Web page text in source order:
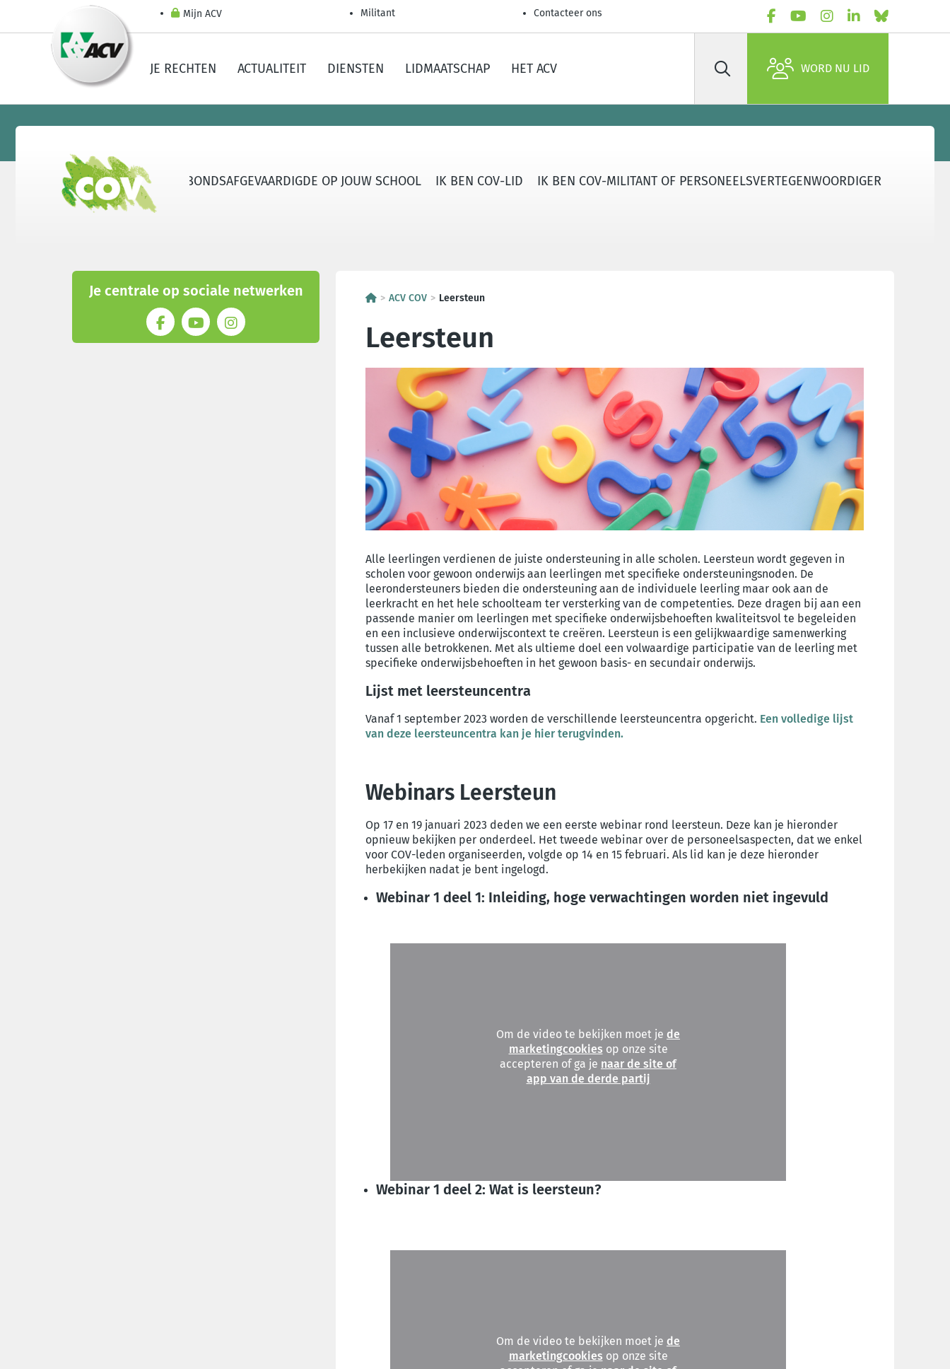
Mijn ACV Militant Contacteer ons
JE RECHTEN ACTUALITEIT DIENSTEN LIDMAATSCHAP HET ACV Zoek WORD NU LID
LEERSTEUN WORD VAKBONDSAFGEVAARDIGDE OP JOUW SCHOOL IK BEN COV-LID IK BEN COV-MILITANT OF PERSONEELSVERTEGENWOORDIGER
Je centrale op sociale netwerken ACV COV Leersteun
Leersteun
Alle leerlingen verdienen de juiste ondersteuning in alle scholen. Leersteun wordt gegeven in
scholen voor gewoon onderwijs aan leerlingen met specifieke ondersteuningsnoden. De
leerondersteuners bieden die ondersteuning aan de individuele leerling maar ook aan de
leerkracht en het hele schoolteam ter versterking van de competenties. Deze dragen bij aan een
passende manier om leerlingen met specifieke onderwijsbehoeften kwaliteitsvol te begeleiden
en een inclusieve onderwijscontext te creëren. Leersteun is een gelijkwaardige samenwerking
tussen alle betrokkenen. Met als ultieme doel een volwaardige participatie van de leerling met
specifieke onderwijsbehoeften in het gewoon basis- en secundair onderwijs.
Lijst met leersteuncentra
Vanaf 1 september 2023 worden de verschillende leersteuncentra opgericht. Een volledige lijst
van deze leersteuncentra kan je hier terugvinden.
Webinars Leersteun
Op 17 en 19 januari 2023 deden we een eerste webinar rond leersteun. Deze kan je hieronder
opnieuw bekijken per onderdeel. Het tweede webinar over de personeelsaspecten, dat we enkel
voor COV-leden organiseerden, volgde op 14 en 15 februari. Als lid kan je deze hieronder
herbekijken nadat je bent ingelogd.
Webinar 1 deel 1: Inleiding, hoge verwachtingen worden niet ingevuld
Om de video te bekijken moet je de
marketingcookies op onze site
accepteren of ga je naar de site of
app van de derde partij
Webinar 1 deel 2: Wat is leersteun?
Om de video te bekijken moet je de
marketingcookies op onze site